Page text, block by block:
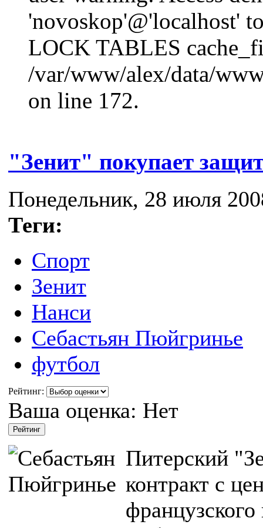
'novoskop'@'localhost'
LOCK TABLES
/var/www/alex/data/
on line 172.
"Зенит" покупает
Понедельник, 28 июля
Теги:
Спорт
Зенит
Нанси
Себастьян Пюйгринье
футбол
Рейтинг:
Ваша оценка: Нет
Питерский
контракт с